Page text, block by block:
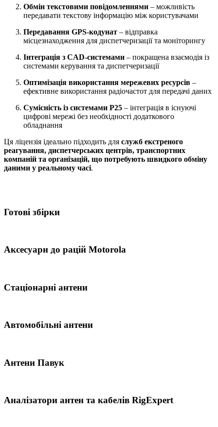
Обмін текстовими повідомленнями – можливість
передавати текстову інформацію між користувачами
Передавання GPS-кодунат – відправка
місцезнаходження для диспетчеризації та моніторингу
Інтеграція з CAD-системами – покращена взаємодія із
системами керування та диспетчеризації
Оптимізація використання мережевих ресурсів –
ефективне використання радіочастот для передачі даних
Сумісність із системами P25 – інтеграція в існуючі
цифрові мережі без необхідності додаткового
обладнання
Ця ліцензія ідеально підходить для служб екстреного
реагування, диспетчерських центрів, транспортних
компаній та організацій, що потребують швидкого обміну
даними у реальному часі.
Готові збірки
Аксесуари до рацій Motorola
Стаціонарні антени
Автомобільні антени
Антени Павук
Аналізатори антен та кабелів RigExpert